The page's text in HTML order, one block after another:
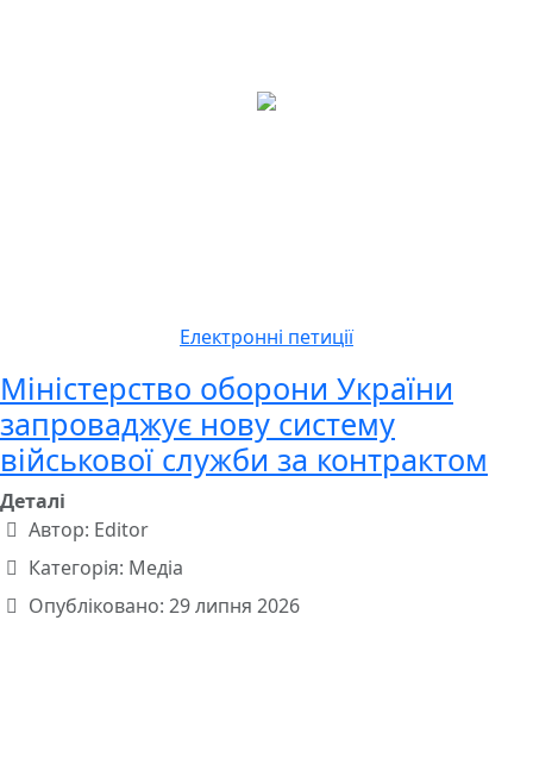
Електронні петиції
Міністерство оборони України
запроваджує нову систему
військової служби за контрактом
Деталі
Автор: Editor
Категорія: Медіа
Опубліковано: 29 липня 2026